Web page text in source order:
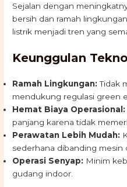
Sejalan dengan
bersih dan ramah
listrik menjadi tren yang
Keunggulan
Ramah Lingkungan:Tidak
mendukung regulasi green
Hemat Biaya Operasional:
panjang karena tidak
Perawatan Lebih Mudah:
sederhana dibanding mesin
Operasi Senyap: Minim
gudang indoor.